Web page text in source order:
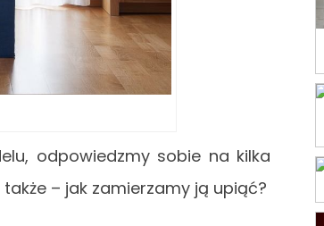
odpowiedzmy sobie na kilka
– jak zamierzamy ją upiąć?